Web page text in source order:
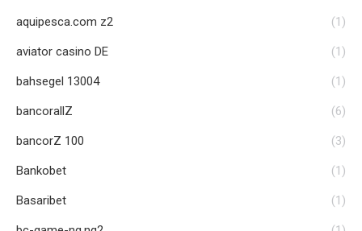
aquipesca.com z2 (1)
aviator casino DE (1)
bahsegel 13004 (1)
bancorallZ (6)
bancorZ 100 (3)
Bankobet (1)
Basaribet (1)